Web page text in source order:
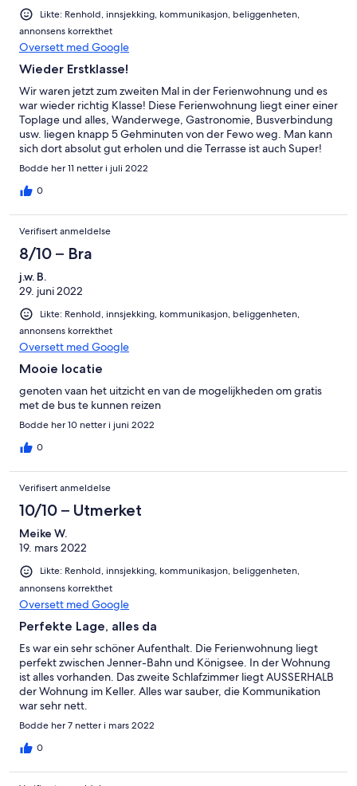
Likte: Renhold, innsjekking, kommunikasjon, beliggenheten,
annonsens korrekthet
Oversett med Google
Wieder Erstklasse!
Wir waren jetzt zum zweiten Mal in der Ferienwohnung und es
war wieder richtig Klasse! Diese Ferienwohnung liegt einer einer
Toplage und alles, Wanderwege, Gastronomie, Busverbindung
usw. liegen knapp 5 Gehminuten von der Fewo weg. Man kann
sich dort absolut gut erholen und die Terrasse ist auch Super!
Wir werden auch ein drittes Mal kommen. LG aus dem
Bodde her 11 netter i juli 2022
0
Verifisert anmeldelse
8/10 – Bra
j.w. B.
29. juni 2022
Likte: Renhold, innsjekking, kommunikasjon, beliggenheten,
annonsens korrekthet
Oversett med Google
Mooie locatie
genoten vaan het uitzicht en van de mogelijkheden om gratis
met de bus te kunnen reizen
Bodde her 10 netter i juni 2022
0
Verifisert anmeldelse
10/10 – Utmerket
Meike W.
19. mars 2022
Likte: Renhold, innsjekking, kommunikasjon, beliggenheten,
annonsens korrekthet
Oversett med Google
Perfekte Lage, alles da
Es war ein sehr schöner Aufenthalt. Die Ferienwohnung liegt
perfekt zwischen Jenner-Bahn und Königsee. In der Wohnung
ist alles vorhanden. Das zweite Schlafzimmer liegt AUSSERHALB
der Wohnung im Keller. Alles war sauber, die Kommunikation
war sehr nett.
Bodde her 7 netter i mars 2022
0